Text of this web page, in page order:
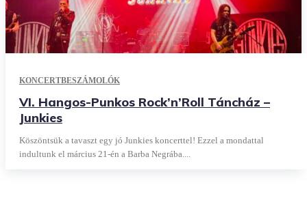
KONCERTBESZÁMOLÓK
VI. Hangos-Punkos Rock’n’Roll Táncház –
Junkies
Köszöntsük a tavaszt egy jó Junkies koncerttel! Ezzel a mondattal
indultunk el március 21-én a Barba Negrába....